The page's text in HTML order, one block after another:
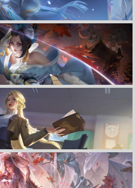
荣耀5120x1440双屏游戏壁纸
荣耀5120x1440双屏游戏壁纸
立 即 下 载
收 藏
者荣耀5120x1440双屏游戏壁纸
立 即 下 载
收 藏
立 即 下 载
收 藏